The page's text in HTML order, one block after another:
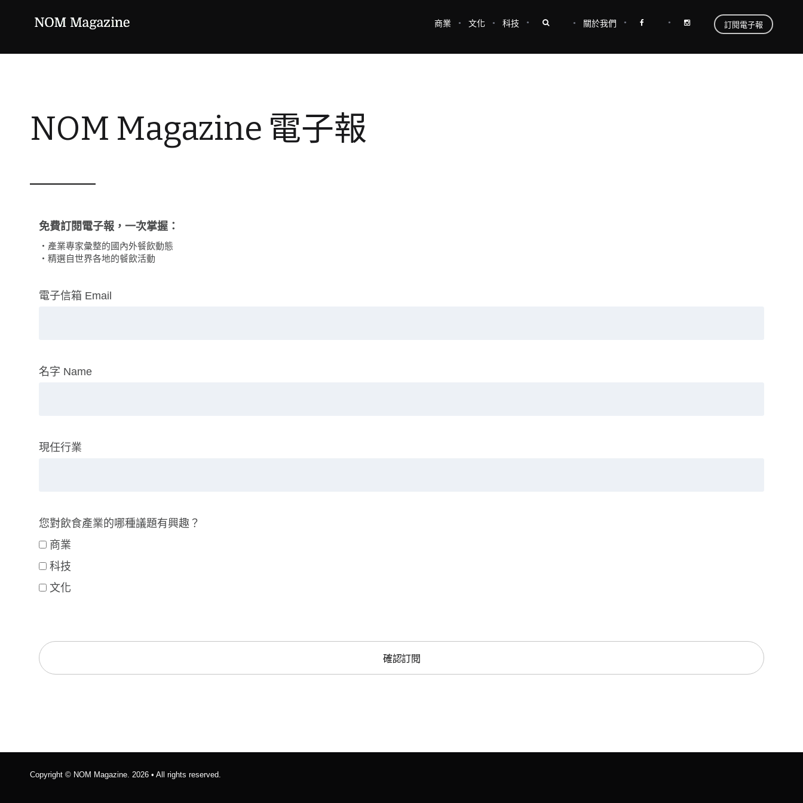
訂閱電子報
商業 文化 科技 關於我們
NOM Magazine 電子報
免費訂閱電子報，一次掌握：
・產業專家彙整的國內外餐飲動態
・精選自世界各地的餐飲活動
電子信箱 Email
名字 Name
現任行業
您對飲食產業的哪種議題有興趣？
商業
科技
文化
Copyright © NOM Magazine. 2026 • All rights reserved.